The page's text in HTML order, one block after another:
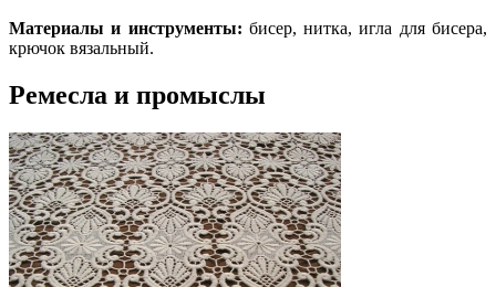
Материалы и инструменты: бисер, нитка, игла для бисера,
крючок вязальный.
Ремесла и промыслы